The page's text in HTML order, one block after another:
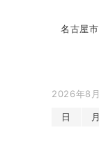
名古屋
2026年8月
日 月